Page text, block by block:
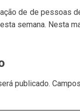
de de pessoas
semana. Nesta
publicado.